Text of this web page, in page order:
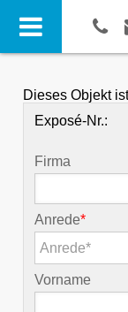
Dieses Objekt
Exposé-Nr.:
Firma
Anrede*
Anrede*
Vorname